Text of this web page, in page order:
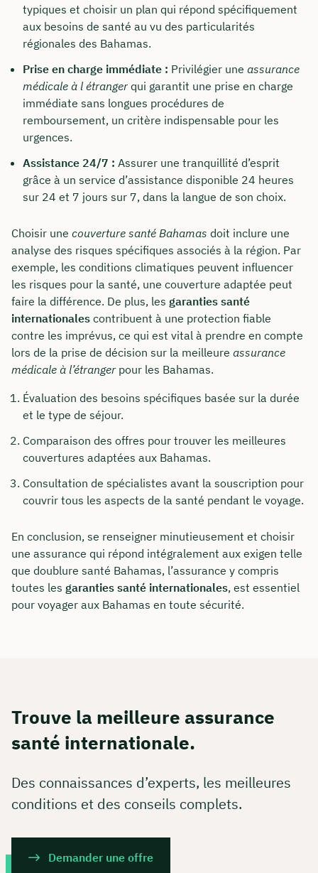
typiques et choisir un plan qui répond spécifiquement
aux besoins de santé au vu des particularités
régionales des Bahamas.
Prise en charge immédiate : Privilégier une assurance
médicale à l étranger qui garantit une prise en charge
immédiate sans longues procédures de
remboursement, un critère indispensable pour les
urgences.
Assistance 24/7 : Assurer une tranquillité d’esprit
grâce à un service d’assistance disponible 24 heures
sur 24 et 7 jours sur 7, dans la langue de son choix.
Choisir une couverture santé Bahamas doit inclure une
analyse des risques spécifiques associés à la région. Par
exemple, les conditions climatiques peuvent influencer
les risques pour la santé, une couverture adaptée peut
faire la différence. De plus, les garanties santé
internationales contribuent à une protection fiable
contre les imprévus, ce qui est vital à prendre en compte
lors de la prise de décision sur la meilleure assurance
médicale à l’étranger pour les Bahamas.
Évaluation des besoins spécifiques basée sur la durée
et le type de séjour.
Comparaison des offres pour trouver les meilleures
couvertures adaptées aux Bahamas.
Consultation de spécialistes avant la souscription pour
couvrir tous les aspects de la santé pendant le voyage.
En conclusion, se renseigner minutieusement et choisir
une assurance qui répond intégralement aux exigen telle
que doublure santé Bahamas, l’assurance y compris
toutes les garanties santé internationales, est essentiel
pour voyager aux Bahamas en toute sécurité.
Trouve la meilleure assurance
santé internationale.
Des connaissances d’experts, les meilleures
conditions et des conseils complets.
Demander une offre